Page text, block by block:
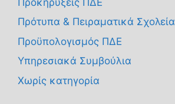
Πρότυπα & Πειραματικά Σχολεία
Προϋπολογισμός ΠΔΕ
Υπηρεσιακά Συμβούλια
Χωρίς κατηγορία